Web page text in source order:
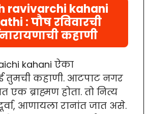
ravivarchi kahani
: पौष रविवारची
कहाणी
kahani ऐका
तुमची कहाणी. आटपाट नगर
एक ब्राह्मण होता. तो नित्य
आणायला रानांत जात असे.